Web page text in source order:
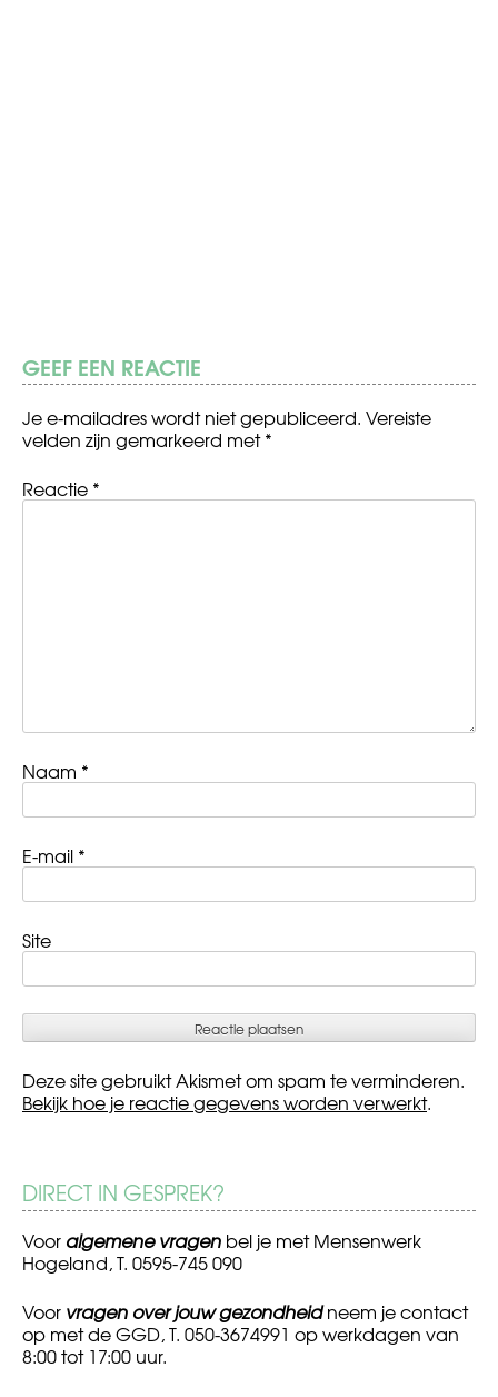
GEEF EEN REACTIE
Je e-mailadres wordt niet gepubliceerd. Vereiste
velden zijn gemarkeerd met*
Reactie *
Naam *
E-mail *
Site
Deze site gebruikt Akismet om spam te verminderen.
Bekijk hoe je reactie gegevens worden verwerkt.
DIRECT IN GESPREK?
Voor algemene vragen bel je met Mensenwerk
Hogeland, T. 0595-745 090
Voor vragen over jouw gezondheidneem je contact
op met de GGD, T. 050-3674991 op werkdagen van
8:00 tot 17:00 uur.